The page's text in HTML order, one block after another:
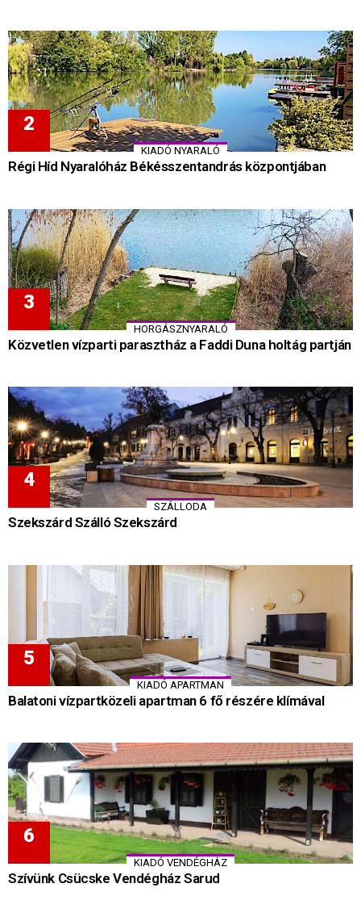
KIADÓ NYARALÓ
Régi Híd Nyaralóház Békésszentandrás központjában
HORGÁSZNYARALÓ
Közvetlen vízparti parasztház a Faddi Duna holtág partján
SZÁLLODA
Szekszárd Szálló Szekszárd
KIADÓ APARTMAN
Balatoni vízpartközeli apartman 6 fő részére klímával
KIADÓ VENDÉGHÁZ
Szívünk Csücske Vendégház Sarud